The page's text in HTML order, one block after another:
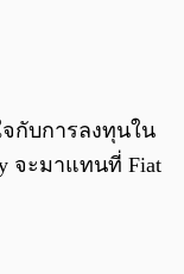
กับการลงทุนใน
จะมาแทนที่ Fiat